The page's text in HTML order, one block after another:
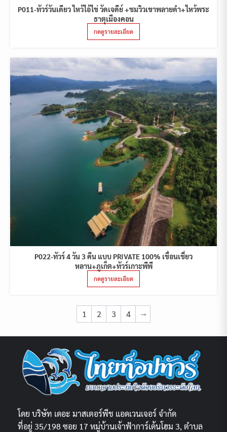
P011-ทัวร์วันเดียว ไหว้ไอ้ไข่ วัดเจดีย์ +ชมวิวเขาพลายดำ+ไหว้พระ
ธาตุเมืองคอน
กดดูรายละเอียด
P022-ทัวร์ 4 วัน 3 คืน แบบ PRIVATE 100% เขื่อนเชี่ยว
หลาน+ภูเก็ต+ทัวร์เกาะพีพี
กดดูรายละเอียด
1 2 3 4 →
โดย บริษัท เดอะ มาสเตอร์พีช แอดเวนเจอร์ จำกัด
ที่อยู่ 35/198 ซอย 17 หมู่บ้านเจ้าฟ้าการ์เด้นโฮม 3, ตำบล